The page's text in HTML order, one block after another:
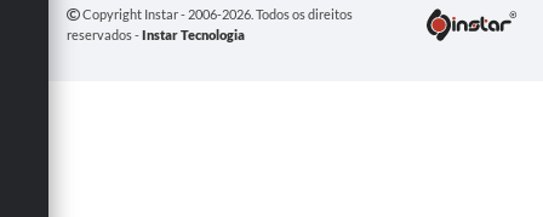
Copyright Instar - 2006-2026. Todos os direitos
reservados -Instar Tecnologia